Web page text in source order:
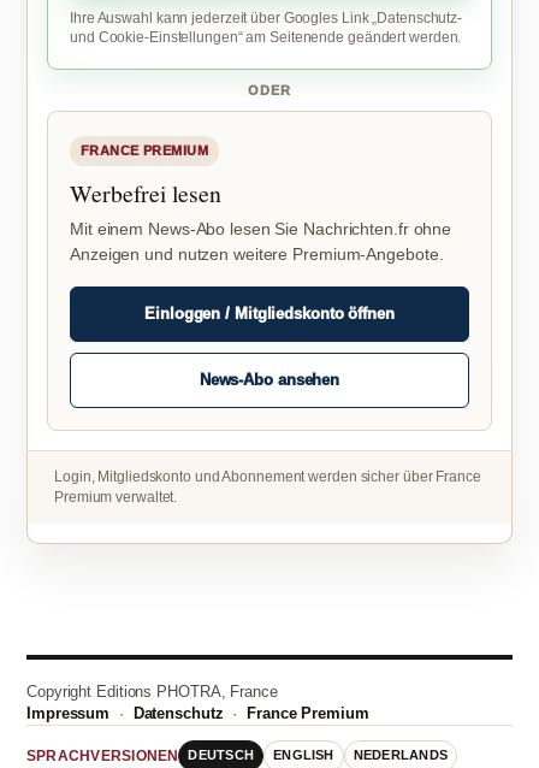
Ihre Auswahl kann jederzeit über Googles Link „Datenschutz-
und Cookie-Einstellungen“ am Seitenende geändert werden.
ODER
FRANCE PREMIUM
Werbefrei lesen
Mit einem News-Abo lesen Sie Nachrichten.fr ohne
Anzeigen und nutzen weitere Premium-Angebote.
Einloggen / Mitgliedskonto öffnen
News-Abo ansehen
Login, Mitgliedskonto und Abonnement werden sicher über France
Premium verwaltet.
Copyright Editions PHOTRA, France
Impressum · Datenschutz ·France Premium
SPRACHVERSIONEN DEUTSCH ENGLISH NEDERLANDS